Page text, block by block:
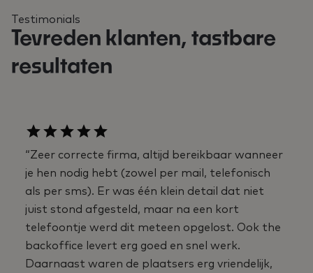
Testimonials
Tevreden klanten, tastbare
resultaten
“Zeer correcte firma, altijd bereikbaar wanneer
je hen nodig hebt (zowel per mail, telefonisch
als per sms). Er was één klein detail dat niet
juist stond afgesteld, maar na een kort
telefoontje werd dit meteen opgelost. Ook the
backoffice levert erg goed en snel werk.
Daarnaast waren de plaatsers erg vriendelijk,